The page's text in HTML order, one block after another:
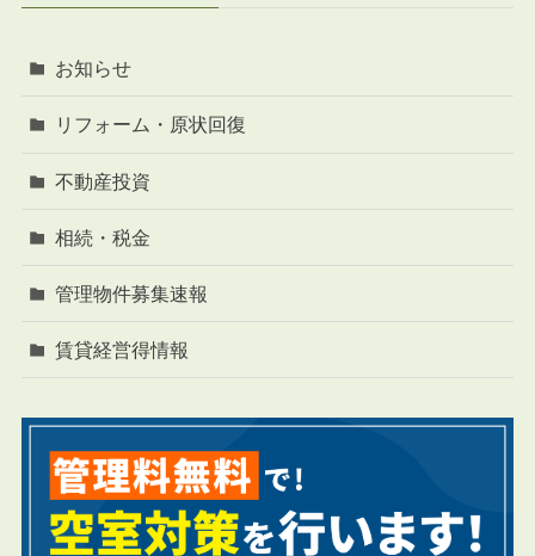
お知らせ
リフォーム・原状回復
不動産投資
相続・税金
管理物件募集速報
賃貸経営得情報